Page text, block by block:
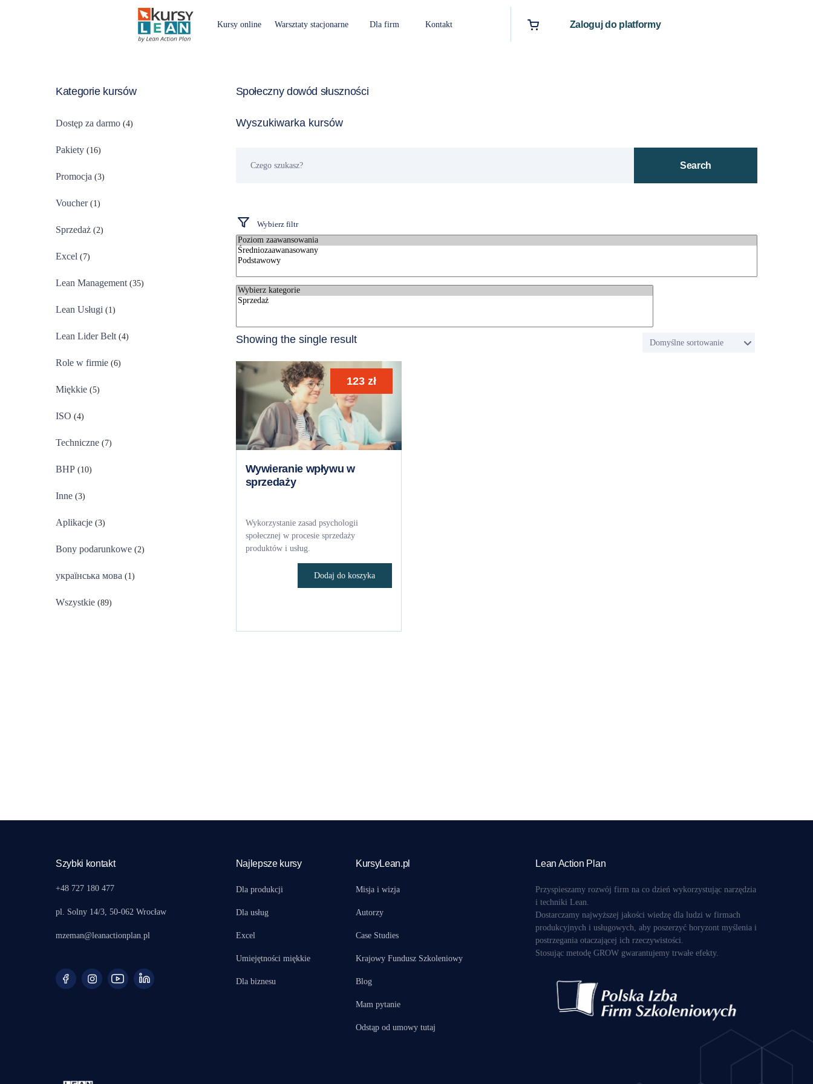
Kursy online Warsztaty stacjonarne Dla firm Kontakt Zaloguj do platformy
Kategorie kursów
Dostęp za darmo (4)
Pakiety (16)
Promocja (3)
Voucher (1)
Sprzedaż (2)
Excel (7)
Lean Management (35)
Lean Usługi (1)
Lean Lider Belt (4)
Role w firmie (6)
Miękkie (5)
ISO (4)
Techniczne (7)
BHP (10)
Inne (3)
Aplikacje (3)
Bony podarunkowe (2)
українська мова (1)
Wszystkie (89)
Społeczny dowód słuszności
Wyszukiwarka kursów
szukasz?
Search
Wybierz filtr
Showing the single result
123 zł
Wywieranie wpływu w
sprzedaży
Wykorzystanie zasad psychologii
społecznej w procesie sprzedaży
produktów i usług.
Dodaj do koszyka
Szybki kontakt
+48 727 180 477
pl. Solny 14/3, 50-062 Wrocław
mzeman@leanactionplan.pl
Najlepsze kursy
Dla produkcji
Dla usług
Excel
Umiejętności miękkie
Dla biznesu
KursyLean.pl
Misja i wizja
Autorzy
Case Studies
Krajowy Fundusz Szkoleniowy
Blog
Mam pytanie
Odstąp od umowy tutaj
Lean Action Plan
Przyspieszamy rozwój firm na co dzień wykorzystując narzędzia
i techniki Lean.
Dostarczamy najwyższej jakości wiedzę dla ludzi w firmach
produkcyjnych i usługowych, aby poszerzyć horyzont myślenia i
postrzegania otaczającej ich rzeczywistości.
Stosując metodę GROW gwarantujemy trwałe efekty.